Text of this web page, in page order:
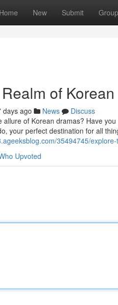
Home New Submit
of
days ago News
Discuss
allure of Korean dramas? Have
your perfect destination for all
35494745/
Upvoted